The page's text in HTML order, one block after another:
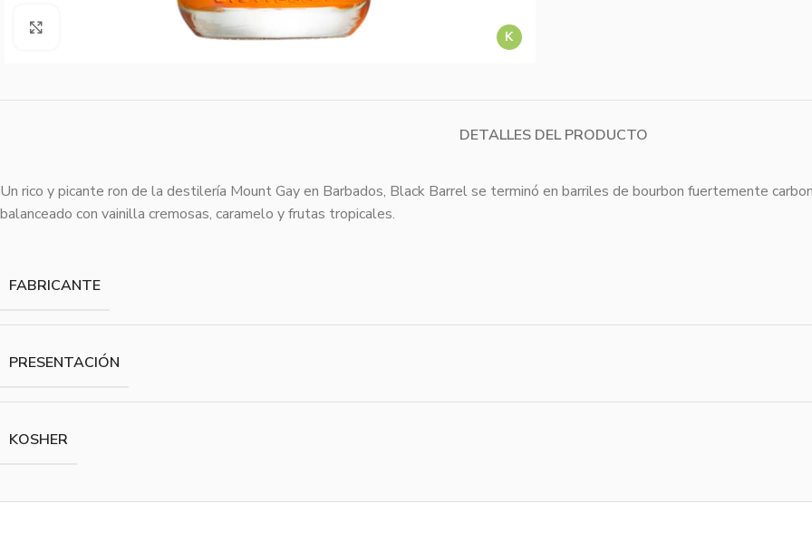
K
DETALLES DEL PRODUCTO
Un rico y picante ron de la destilería Mount Gay en Barbados, Black Barrel se terminó en barriles de bourbon fuertemente
balanceado con vainilla cremosas, caramelo y frutas tropicales.
FABRICANTE
PRESENTACIÓN
KOSHER